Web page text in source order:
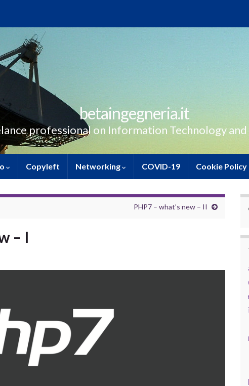
betaingegneria.it
professional on Information Technology and
Copyleft Networking COVID-19 Cookie Policy
PHP7 – what’s new – II
– I